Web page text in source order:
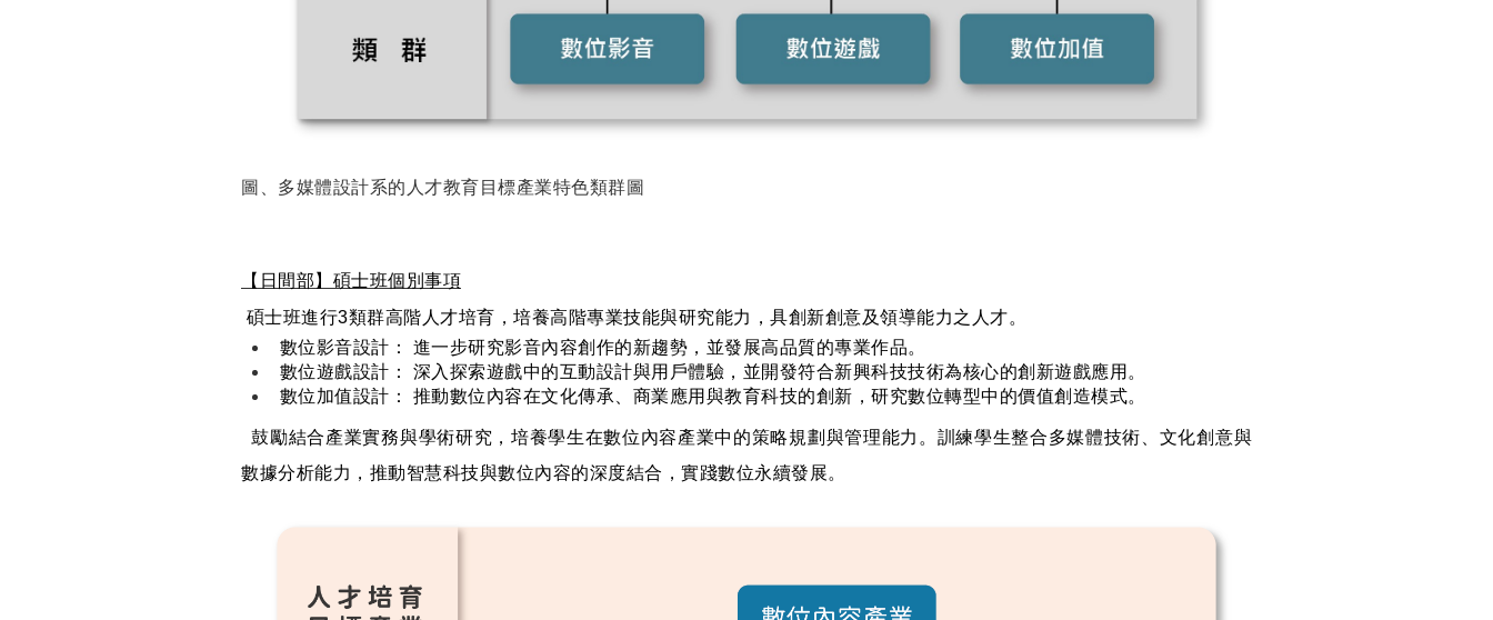
圖、多媒體設計系的人才教育目標產業特色類群圖
【日間部】碩士班個別事項
碩士班進行3類群高階人才培育，培養高階專業技能與研究能力，具創新創意及領導能力之人才。
數位影音設計： 進一步研究影音內容創作的新趨勢，並發展高品質的專業作品。
數位遊戲設計： 深入探索遊戲中的互動設計與用戶體驗，並開發符合新興科技技術為核心的創新遊戲應用。
數位加值設計： 推動數位內容在文化傳承、商業應用與教育科技的創新，研究數位轉型中的價值創造模式。
鼓勵結合產業實務與學術研究，培養學生在數位內容產業中的策略規劃與管理能力。訓練學生整合多媒體技術、文化創意與
數據分析能力，推動智慧科技與數位內容的深度結合，實踐數位永續發展。